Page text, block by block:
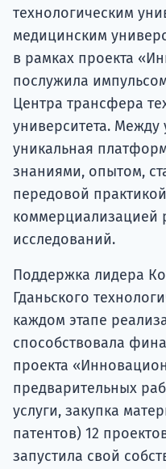
технологическим
медицинским
в рамках проекта
послужила
Центра трансфера
университета. Между
уникальная
знаниями, опытом,
передовой
коммерциализацией
исследований.
Поддержка лидера
Гданьского
каждом этапе
способствовала
проекта
предварительных
услуги, закупка
патентов) 12
запустила свой